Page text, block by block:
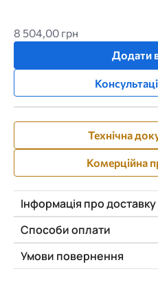
8 504,00 грн
Додати
Технічна
Комерційна
Інформація про доставку
Способи оплати
Умови повернення